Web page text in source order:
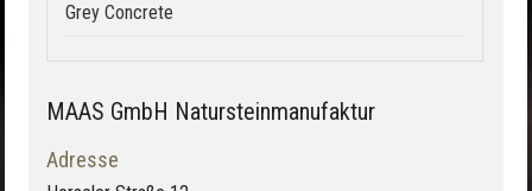
Grey Concrete
MAAS GmbH Natursteinmanufaktur
Adresse